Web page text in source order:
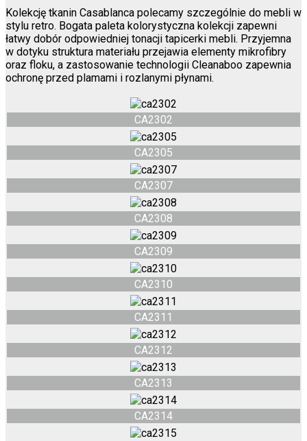
Kolekcję tkanin Casablanca polecamy szczególnie do mebli w
stylu retro. Bogata paleta kolorystyczna kolekcji zapewni
łatwy dobór odpowiedniej tonacji tapicerki mebli. Przyjemna
w dotyku struktura materiału przejawia elementy mikrofibry
oraz floku, a zastosowanie technologii Cleanaboo zapewnia
ochronę przed plamami i rozlanymi płynami.
CA2302
CA2305
CA2307
CA2308
CA2309
CA2310
CA2311
CA2312
CA2313
CA2314